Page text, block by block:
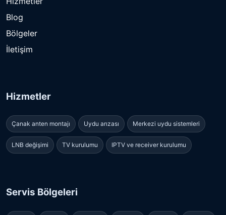
Blog
Bölgeler
İletişim
Hizmetler
Çanak anten montajı Uydu arızası Merkezi uydu sistemleri
LNB değişimi TV kurulumu IPTV ve receiver kurulumu
Servis Bölgeleri